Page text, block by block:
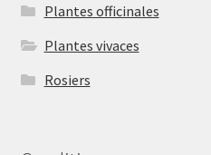
Plantes officinales
Plantes vivaces
Rosiers